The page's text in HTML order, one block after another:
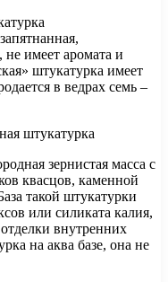
не имеет аромата и
штукатурка имеет
в ведрах семь –
зернистая масса с
квасцов, каменной
такой штукатурки
или силиката калия,
внутренних
на аква базе, она не